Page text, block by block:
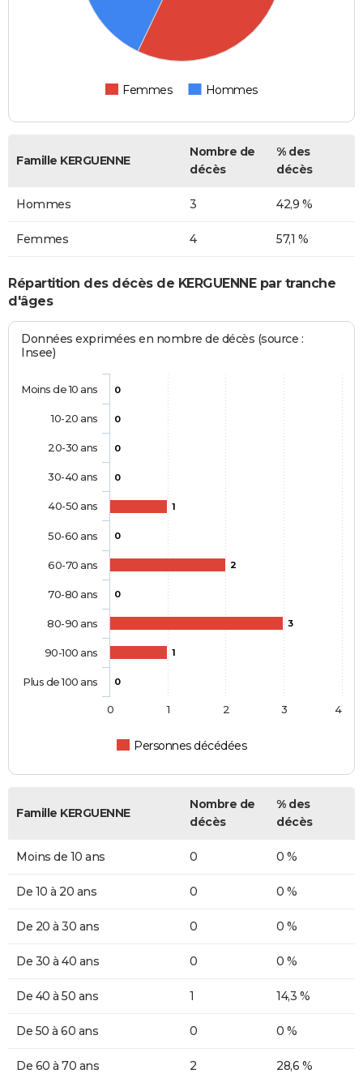
Femmes Hommes
Famille KERGUENNE
Nombre de
décès
% des
décès
Hommes 3 42,9 %
Femmes 4 57,1 %
Répartition des décès de KERGUENNE par tranche
d'âges
Données exprimées en nombre de décès (source :
Insee)
0
0
0
0
1
0
2
0
3
1
0
Personnes décédées
Moins de 10 ans
10-20 ans
20-30 ans
30-40 ans
40-50 ans
50-60 ans
60-70 ans
70-80 ans
80-90 ans
90-100 ans
Plus de 100 ans
0 1 2 3 4
Famille KERGUENNE
Nombre de
décès
% des
décès
Moins de 10 ans 0 0 %
De 10 à 20 ans 0 0 %
De 20 à 30 ans 0 0 %
De 30 à 40 ans 0 0 %
De 40 à 50 ans 1 14,3 %
De 50 à 60 ans 0 0 %
De 60 à 70 ans 2 28,6 %